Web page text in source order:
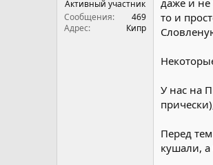
Активный участник
Сообщения
469
Адрес
Кипр
даже и не
то и
У нас на
Перед
кушали, а